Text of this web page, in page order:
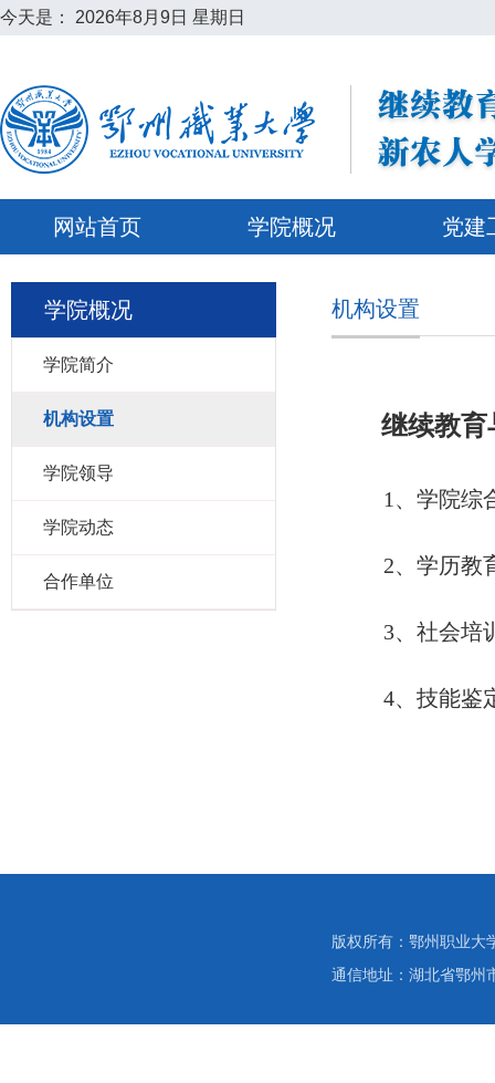
今天是： 2026年8月9日 星期日
网站首页 学院概况 党建
学院概况
学院简介
机构设置
学院领导
学院动态
合作单位
机构设置
继续教育
1、学院综
2、学历教
3、社会培
4、 技能鉴
版权所有：鄂州职业
通信地址：湖北省鄂州